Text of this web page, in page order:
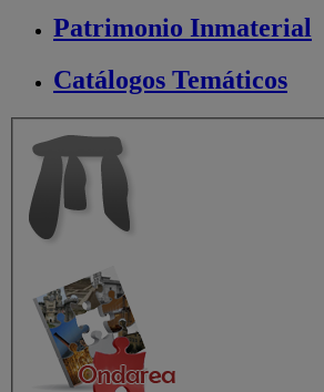
Patrimonio Inmaterial
Catálogos Temáticos